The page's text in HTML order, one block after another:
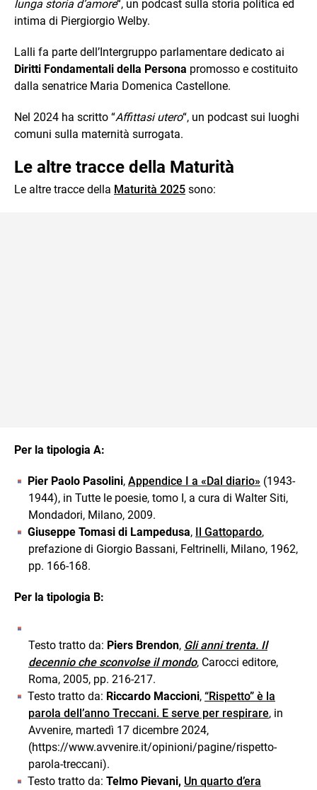
lunga storia d’amore“, un podcast sulla storia politica ed
intima di Piergiorgio Welby.
Lalli fa parte dell’Intergruppo parlamentare dedicato ai
Diritti Fondamentali della Persona promosso e costituito
dalla senatrice Maria Domenica Castellone.
Nel 2024 ha scritto “Affittasi utero“, un podcast sui luoghi
comuni sulla maternità surrogata.
Le altre tracce della Maturità
Le altre tracce della Maturità 2025 sono:
Per la tipologia A:
Pier Paolo Pasolini, Appendice I a «Dal diario» (1943-
1944), in Tutte le poesie, tomo I, a cura di Walter Siti,
Mondadori, Milano, 2009.
Giuseppe Tomasi di Lampedusa, Il Gattopardo,
prefazione di Giorgio Bassani, Feltrinelli, Milano, 1962,
pp. 166-168.
Per la tipologia B:
Testo tratto da: Piers Brendon, Gli anni trenta. Il
decennio che sconvolse il mondo, Carocci editore,
Roma, 2005, pp. 216-217.
Testo tratto da: Riccardo Maccioni, “Rispetto” è la
parola dell’anno Treccani. E serve per respirare, in
Avvenire, martedì 17 dicembre 2024,
(https://www.avvenire.it/opinioni/pagine/rispetto-
parola-treccani).
Testo tratto da: Telmo Pievani, Un quarto d’era